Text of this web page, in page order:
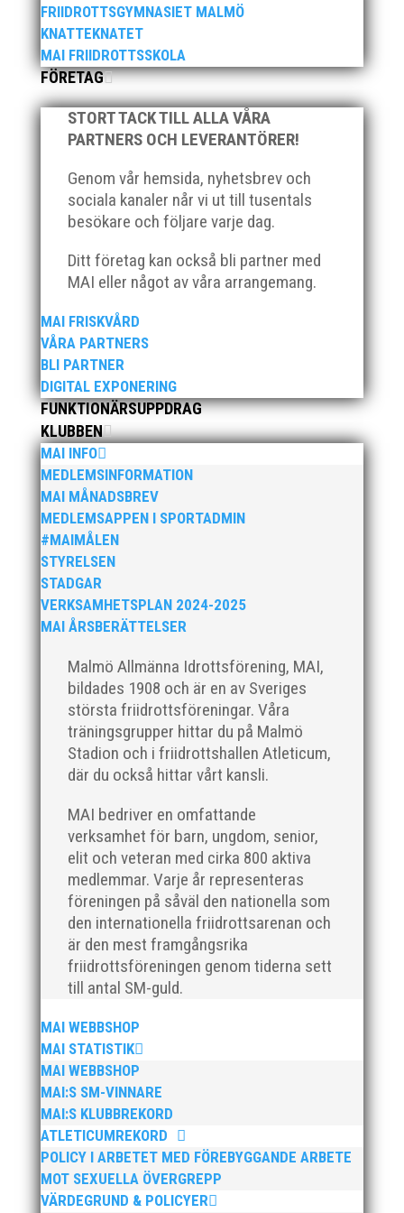
FRIIDROTTSGYMNASIET MALMÖ
KNATTEKNATET
MAI FRIIDROTTSSKOLA
FÖRETAG
STORT TACK TILL ALLA VÅRA
PARTNERS OCH LEVERANTÖRER!
Genom vår hemsida, nyhetsbrev och
sociala kanaler når vi ut till tusentals
besökare och följare varje dag.
Ditt företag kan också bli partner med
MAI eller något av våra arrangemang.
MAI FRISKVÅRD
VÅRA PARTNERS
BLI PARTNER
DIGITAL EXPONERING
FUNKTIONÄRSUPPDRAG
KLUBBEN
MAI INFO
MEDLEMSINFORMATION
MAI MÅNADSBREV
MEDLEMSAPPEN I SPORTADMIN
#MAIMÅLEN
STYRELSEN
STADGAR
VERKSAMHETSPLAN 2024-2025
MAI ÅRSBERÄTTELSER
Malmö Allmänna Idrottsförening, MAI,
bildades 1908 och är en av Sveriges
största friidrottsföreningar. Våra
träningsgrupper hittar du på Malmö
Stadion och i friidrottshallen Atleticum,
där du också hittar vårt kansli.
MAI bedriver en omfattande
verksamhet för barn, ungdom, senior,
elit och veteran med cirka 800 aktiva
medlemmar. Varje år representeras
föreningen på såväl den nationella som
den internationella friidrottsarenan och
är den mest framgångsrika
friidrottsföreningen genom tiderna sett
till antal SM-guld.
MAI WEBBSHOP
MAI STATISTIK
MAI WEBBSHOP
MAI:S SM-VINNARE
MAI:S KLUBBREKORD
ATLETICUMREKORD
POLICY I ARBETET MED FÖREBYGGANDE ARBETE
MOT SEXUELLA ÖVERGREPP
VÄRDEGRUND & POLICYER
Som traditionen bjuder så var vi ett helt gäng löpare
från MAI RUNNERS som sprang det mysiga
enkel, ett eller två varv runt Pildammsparken (2,7 km
respektive 5,4 kilometer), med tidtagning på de fem
främsta i varje...
Klubbchef – Malmö Allmänna Idrottsförening (MAI)
Vill du vara med och skapa glädje, gemenskap och
utveckling i en av Sveriges största
friidrottsföreningar? Malmö Allmänna Idrottsförening
– MAI – söker en engagerad, strategisk,
relationsbyggande och affärsinriktad...
För mig har Lasse betytt oerhört mycket på flera
plan. På 80- och 90-talet, då jag själv var aktiv, var
han för mig en handlingskraftig ledare som alltid var
på plats och igång med en mängd olika projekt. Med
sin parhäst och nära vän, Bengt Bendéus,...
Nu är hösten här och för oss MAI:re betyder det olika
saker beroende på var man befinner sig i
organisationen. Här kommer en liten sammanfattning
från mig som ordförande i vår anrika förening om hur
jag uppfattar läget i våra olika verksamhetsben.
BroloppetAtt...
MAI Klubbkväll 8 okt – MAI bjöd in alla friidrottare